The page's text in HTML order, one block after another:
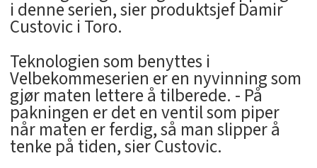
i denne serien, sier produktsjef Damir
Custovic i Toro.
Teknologien som benyttes i
Velbekommeserien er en nyvinning som
gjør maten lettere å tilberede. - På
pakningen er det en ventil som piper
når maten er ferdig, så man slipper å
tenke på tiden, sier Custovic.